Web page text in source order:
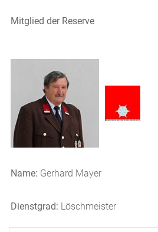
Mitglied der Reserve
Name: Gerhard Mayer
Dienstgrad: Löschmeister